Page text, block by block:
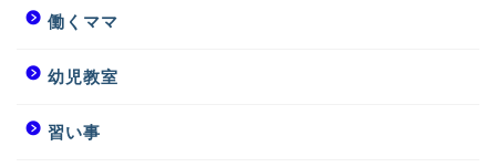
働くママ
幼児教室
習い事